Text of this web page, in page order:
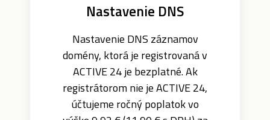
Nastavenie DNS
Nastavenie DNS záznamov
domény, ktorá je registrovaná v
ACTIVE 24 je bezplatné. Ak
registrátorom nie je ACTIVE 24,
účtujeme ročný poplatok vo